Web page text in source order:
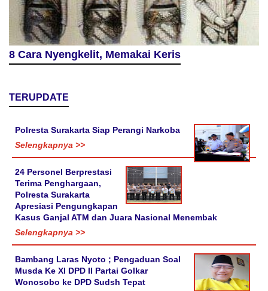
8 Cara Nyengkelit, Memakai Keris
TERUPDATE
Polresta Surakarta Siap Perangi Narkoba
Selengkapnya >>
24 Personel Berprestasi
Terima Penghargaan,
Polresta Surakarta
Apresiasi Pengungkapan
Kasus Ganjal ATM dan Juara Nasional Menembak
Selengkapnya >>
Bambang Laras Nyoto ; Pengaduan Soal
Musda Ke XI DPD II Partai Golkar
Wonosobo ke DPD Sudsh Tepat